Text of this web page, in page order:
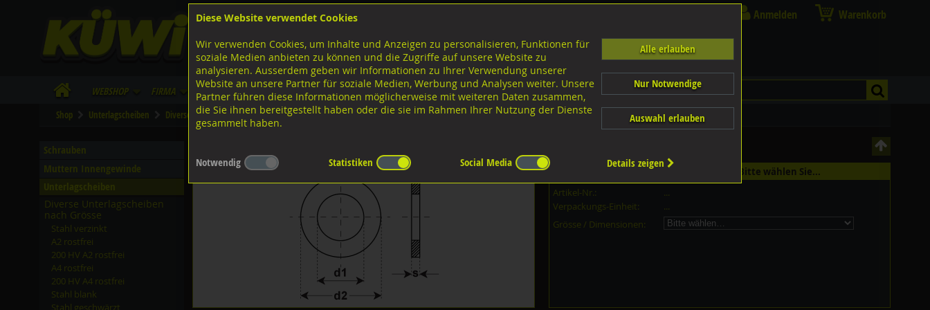
Lagerstrasse 8
Tel. 043 455 20 30
FB
IG
WebShop Firma Lieferinfo Infos/Downloads
Anmelden Warenkorb
Shop Unterlagscheiben Diverse Unterlagscheiben nach Grösse A2 rostfrei innen ca. 3mm
Schrauben
Muttern Innengewinde
Diverse Unterlagscheiben
nach Grösse
Stahl verzinkt
A2 rostfrei
200 HV A2 rostfrei
A4 rostfrei
200 HV A4 rostfrei
Stahl blank
Stahl geschwärzt
Dieser Artikel ist in 4 Grössen erhältlich - Bitte wählen Sie...
Artikel-Nr.:
...
Verpackungs-Einheit:
...
Grösse / Dimensionen:
Diese Website verwendet Cookies
Wir verwenden Cookies, um Inhalte und Anzeigen zu personalisieren, Funktionen für
soziale Medien anbieten zu können und die Zugriffe auf unsere Website zu
analysieren. Ausserdem geben wir Informationen zu Ihrer Verwendung unserer
Website an unsere Partner für soziale Medien, Werbung und Analysen weiter. Unsere
Partner führen diese Informationen möglicherweise mit weiteren Daten zusammen,
die Sie ihnen bereitgestellt haben oder die sie im Rahmen Ihrer Nutzung der Dienste
gesammelt haben.
Alle erlauben
Nur Notwendige
Auswahl erlauben
Notwendig Statistiken Social Media Details zeigen